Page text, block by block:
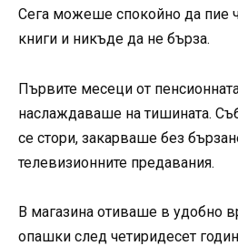
Сега можеше спокойно да пие
книги и никъде да не бърза.
Първите месеци от
наслаждаваше на тишината.
се стори, закарваше без
телевизионните предавания.
В магазина отиваше в удобно
опашки след четиридесет